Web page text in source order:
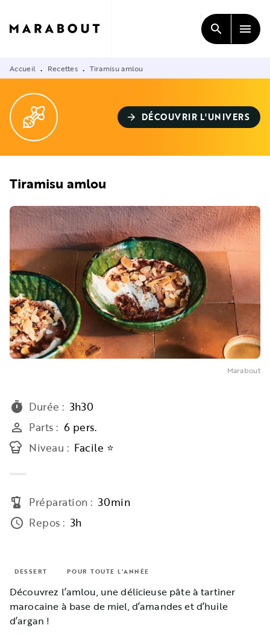
CONTENU
search menu
Accueil • Recettes • Tiramisu amlou
arrow_forward DÉCOUVRIR L'UNIVERS
Tiramisu amlou
Marabout
timer Durée : 3h30
person_outline Parts : 6 pers.
Niveau : Facile ⭐
blender Préparation : 30min
access_time Repos : 3h
DESSERT POUR TOUTE L'ANNÉE
Découvrez l’amlou, une délicieuse pâte à tartiner
marocaine à base de miel, d’amandes et d’huile
d’argan !